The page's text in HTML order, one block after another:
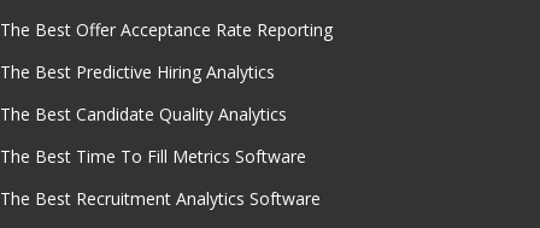
The Best Offer Acceptance Rate Reporting
The Best Predictive Hiring Analytics
The Best Candidate Quality Analytics
The Best Time To Fill Metrics Software
The Best Recruitment Analytics Software